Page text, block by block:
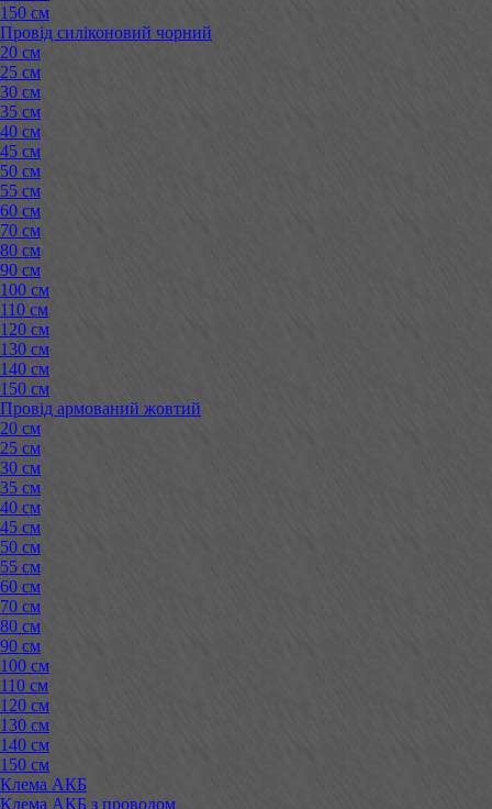
150 см
Провід силіконовий чорний
20 см
25 см
30 см
35 см
40 см
45 см
50 см
55 см
60 см
70 см
80 см
90 см
100 см
110 см
120 см
130 см
140 см
150 см
Провід армований жовтий
20 см
25 см
30 см
35 см
40 см
45 см
50 см
55 см
60 см
70 см
80 см
90 см
100 см
110 см
120 см
130 см
140 см
150 см
Клема АКБ
Клема АКБ з проводом